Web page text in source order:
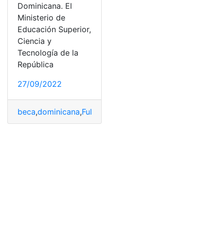
Dominicana. El
Ministerio de
Educación Superior,
Ciencia y
Tecnología de la
República
27/09/2022
beca,dominicana,Fulbright